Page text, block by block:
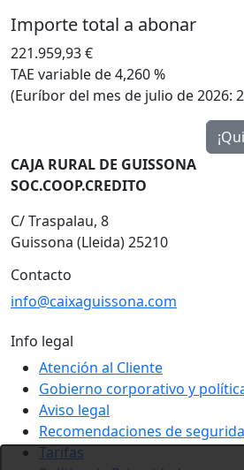
Importe total a abonar
221.959,93 €
TAE variable de 4,260 %
(Euríbor del mes de julio de 2026:
CAJA RURAL DE GUISSONA
SOC.COOP.CREDITO
C/ Traspalau, 8
Guissona (Lleida) 25210
Contacto
info@caixaguissona.com
Info legal
Atención al Cliente
Gobierno corporativo y
Aviso legal
Recomendaciones de
Tarifas